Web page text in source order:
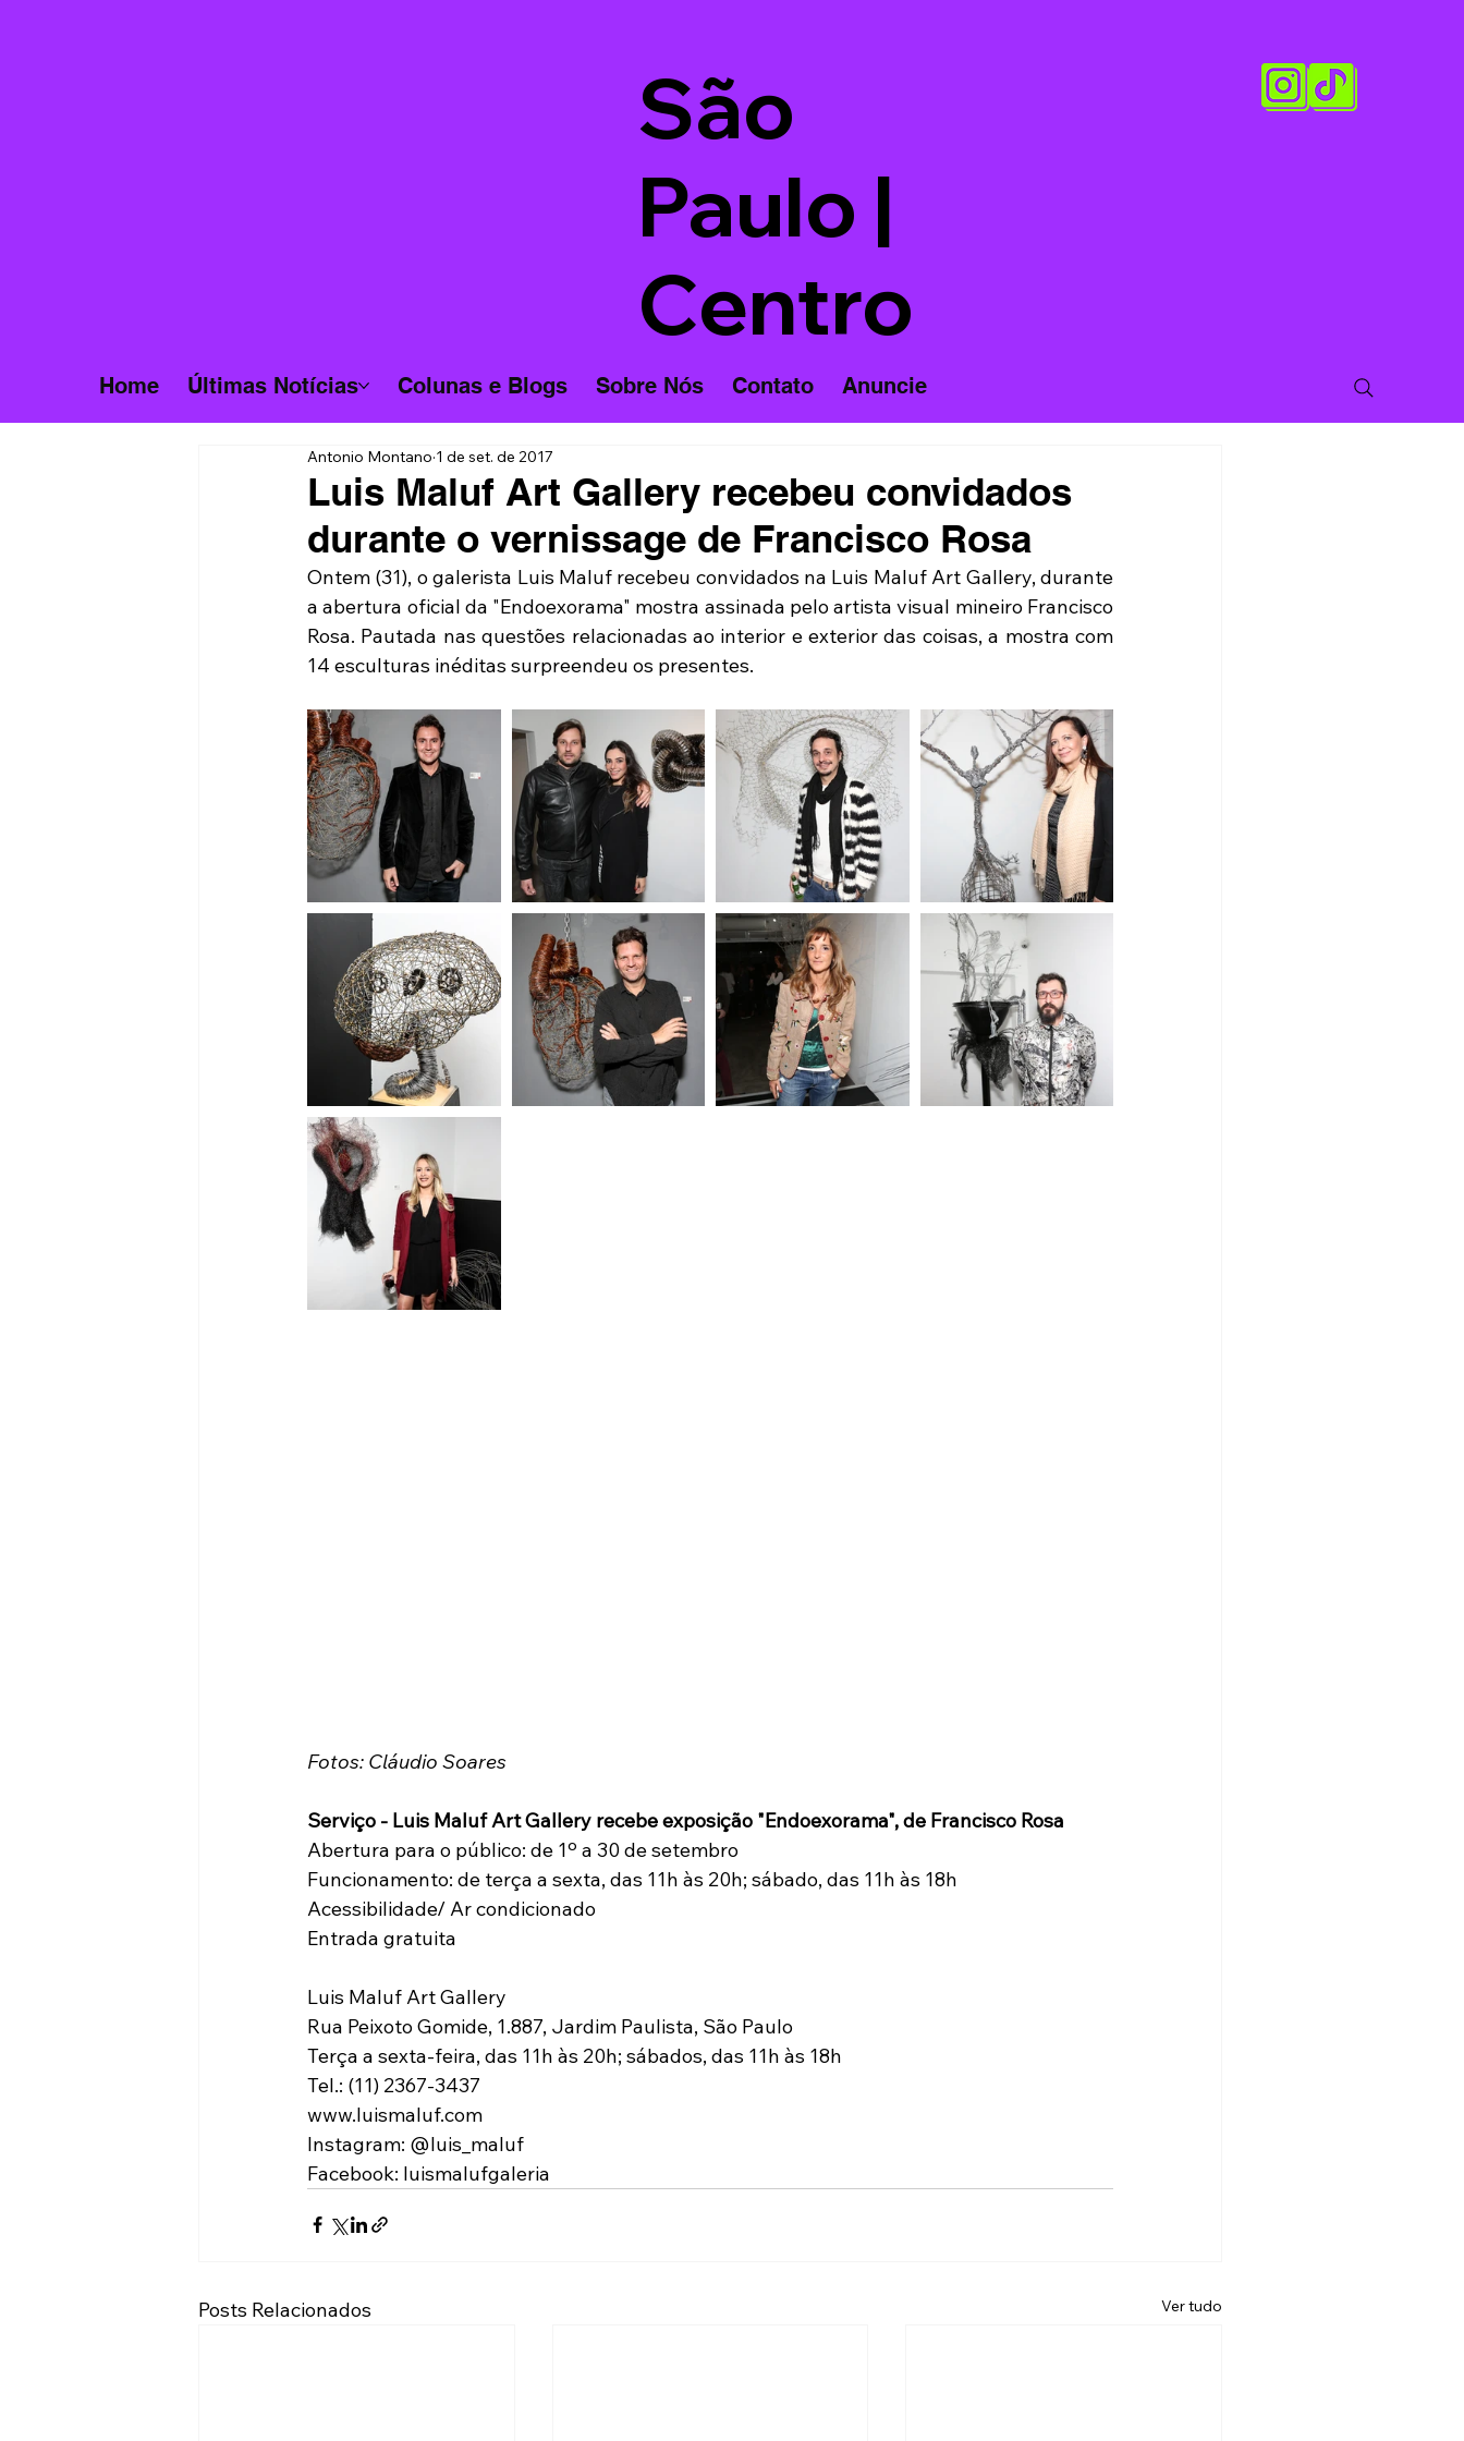
São
Paulo |
Centro
Home Últimas Notícias Colunas e Blogs Sobre Nós Contato Anuncie
Luis Maluf Art Gallery recebeu convidados
durante o vernissage de Francisco Rosa
Antonio Montano 1 de set. de 2017
Ontem (31), o galerista Luis Maluf recebeu convidados na Luis Maluf Art Gallery, durante
a abertura oficial da "Endoexorama" mostra assinada pelo artista visual mineiro Francisco
Rosa. Pautada nas questões relacionadas ao interior e exterior das coisas, a mostra com
14 esculturas inéditas surpreendeu os presentes.
Fotos: Cláudio Soares
Serviço - Luis Maluf Art Gallery recebe exposição "Endoexorama", de Francisco Rosa
Abertura para o público: de 1º a 30 de setembro
Funcionamento: de terça a sexta, das 11h às 20h; sábado, das 11h às 18h
Acessibilidade/ Ar condicionado
Entrada gratuita
Luis Maluf Art Gallery
Rua Peixoto Gomide, 1.887, Jardim Paulista, São Paulo
Terça a sexta-feira, das 11h às 20h; sábados, das 11h às 18h
Tel.: (11) 2367-3437
www.luismaluf.com
Instagram: @luis_maluf
Facebook: luismalufgaleria
Posts Relacionados Ver tudo